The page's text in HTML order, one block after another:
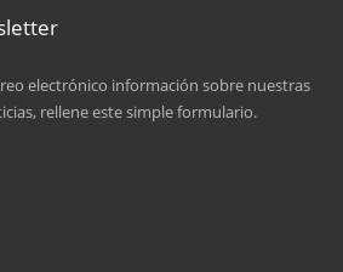
electrónico información sobre nuestras
rellene este simple formulario.